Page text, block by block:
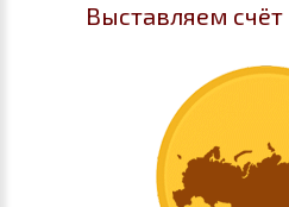
Выставляем счёт